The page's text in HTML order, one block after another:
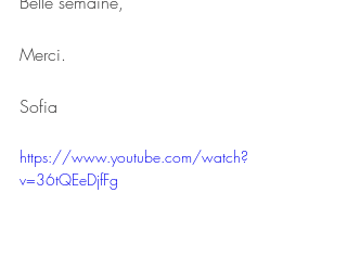
Merci.
Sofia
https://www.youtube.com/watch?
v=36tQEeDjfFg